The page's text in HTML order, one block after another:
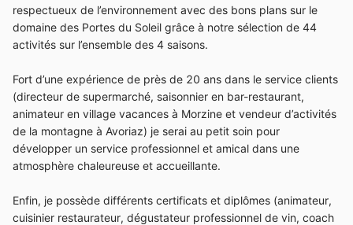
respectueux de l’environnement avec des bons plans sur le
domaine des Portes du Soleil grâce à notre sélection de 44
activités sur l’ensemble des 4 saisons.
Fort d’une expérience de près de 20 ans dans le service clients
(directeur de supermarché, saisonnier en bar-restaurant,
animateur en village vacances à Morzine et vendeur d’activités
de la montagne à Avoriaz) je serai au petit soin pour
développer un service professionnel et amical dans une
atmosphère chaleureuse et accueillante.
Enfin, je possède différents certificats et diplômes (animateur,
cuisinier restaurateur, dégustateur professionnel de vin, coach